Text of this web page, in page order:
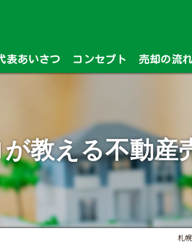
表あいさつ コンセプト 売却の流れ
教える不動産
札